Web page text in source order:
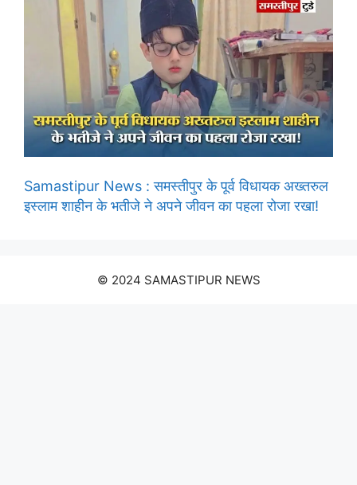
Samastipur News : समस्तीपुर के पूर्व विधायक अख्तरुल
इस्लाम शाहीन के भतीजे ने अपने जीवन का पहला रोजा रखा!
© 2024 SAMASTIPUR NEWS